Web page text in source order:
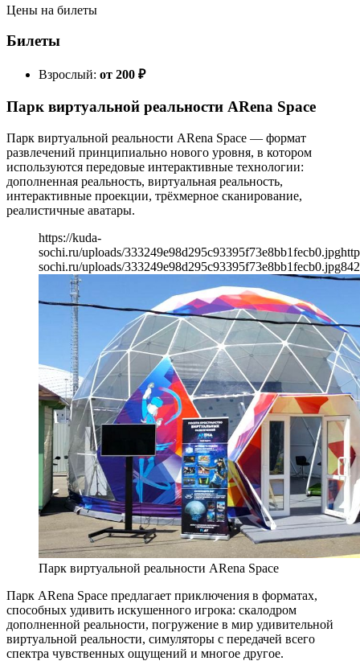
Цены на билеты
Билеты
Взрослый: от 200 ₽
Парк виртуальной реальности ARena Space
Парк виртуальной реальности ARena Space — формат
развлечений принципиально нового уровня, в котором
используются передовые интерактивные технологии:
дополненная реальность, виртуальная реальность,
интерактивные проекции, трёхмерное сканирование,
реалистичные аватары.
https://kuda-
sochi.ru/uploads/333249e98d295c93395f73e8bb1fecb0.jpg
sochi.ru/uploads/333249e98d295c93395f73e8bb1fecb0.jpg842
Парк виртуальной реальности ARena Space
Парк ARena Space предлагает приключения в форматах,
способных удивить искушенного игрока: скалодром
дополненной реальности, погружение в мир удивительной
виртуальной реальности, симуляторы с передачей всего
спектра чувственных ощущений и многое другое.